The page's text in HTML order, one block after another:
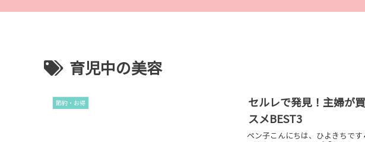
育児中の美容
節約・お得
セルレで発見！主婦が
スメBEST3
ペン子こんにちは、ひよきちで